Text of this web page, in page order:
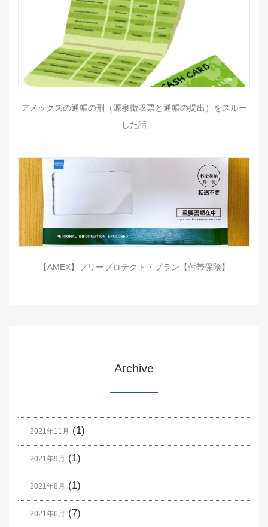
アメックスの通帳の刑（源泉徴収票と通帳の提出）をスルー
した話
【AMEX】フリープロテクト・プラン【付帯保険】
Archive
2021年11月 (1)
2021年9月 (1)
2021年8月 (1)
2021年6月 (7)